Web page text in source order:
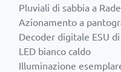
Pluviali di sabbia a
Azionamento a
Decoder digitale ESU
LED bianco caldo
Illuminazione